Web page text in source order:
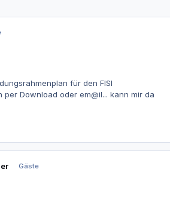
für den FISI
per Download oder em@il... kann mir da
Gäste